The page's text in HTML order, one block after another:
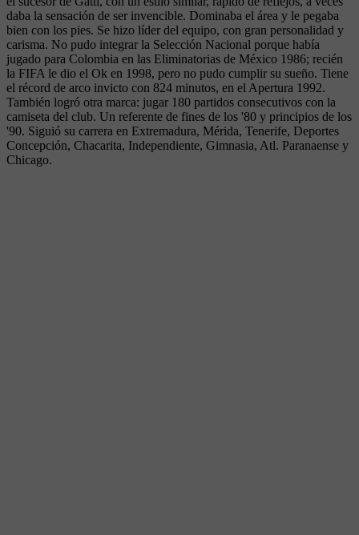
daba la sensación de ser invencible. Dominaba el área y le pegaba
bien con los pies. Se hizo líder del equipo, con gran personalidad y
carisma. No pudo integrar la Selección Nacional porque había
jugado para Colombia en las Eliminatorias de México 1986; recién
la FIFA le dio el Ok en 1998, pero no pudo cumplir su sueño. Tiene
el récord de arco invicto con 824 minutos, en el Apertura 1992.
También logró otra marca: jugar 180 partidos consecutivos con la
camiseta del club. Un referente de fines de los '80 y principios de los
'90. Siguió su carrera en Extremadura, Mérida, Tenerife, Deportes
Concepción, Chacarita, Independiente, Gimnasia, Atl. Paranaense y
Chicago.